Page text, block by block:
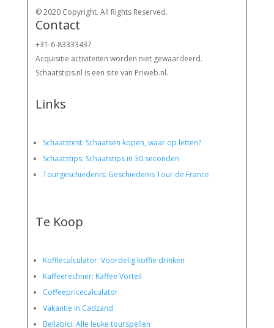
© 2020 Copyright. All Rights Reserved.
Contact
+31-6-83333437
Acquisitie activiteiten worden niet gewaardeerd.
Schaatstips.nl is een site van Priweb.nl.
Links
Schaatstest: Schaatsen kopen, waar op letten?
Schaatstips: Schaatstips in 30 seconden
Tourgeschiedenis: Geschiedenis Tour de France
Te Koop
Koffiecalculator: Voordelig koffie drinken
Kaffeerechner: Kaffee Vorteil
Coffeepricecalculator
Vakantie in Cadzand
Bellabici: Alle leuke tourspellen